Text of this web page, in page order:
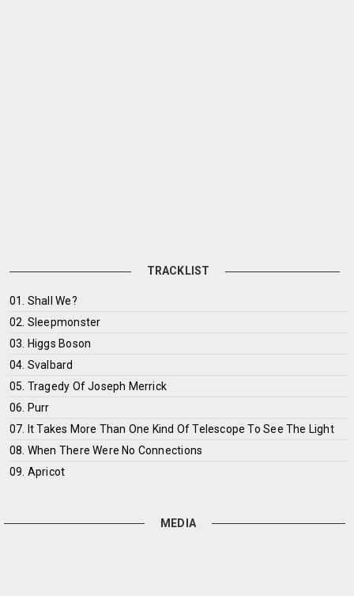
TRACKLIST
01. Shall We?
02. Sleepmonster
03. Higgs Boson
04. Svalbard
05. Tragedy Of Joseph Merrick
06. Purr
07. It Takes More Than One Kind Of Telescope To See The Light
08. When There Were No Connections
09. Apricot
MEDIA